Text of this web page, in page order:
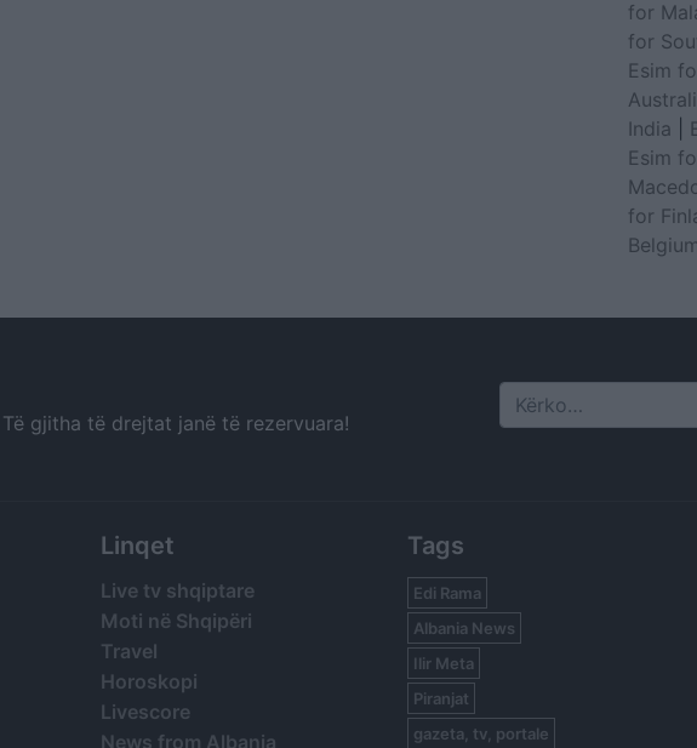
for
for
Esim
India
Esim
for
gjitha të drejtat janë të rezervuara! Search
Linqet
Live tv shqiptare
Moti në Shqipëri
Travel
Horoskopi
Livescore
News from Albania
Tags
Edi Rama
Albania News
Ilir Meta
Piranjat
gazeta, tv, portale